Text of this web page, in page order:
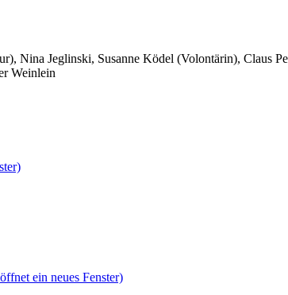
Nina Jeglinski, Susanne Ködel (Volontärin), Claus
Weinlein
ein neues Fenster)